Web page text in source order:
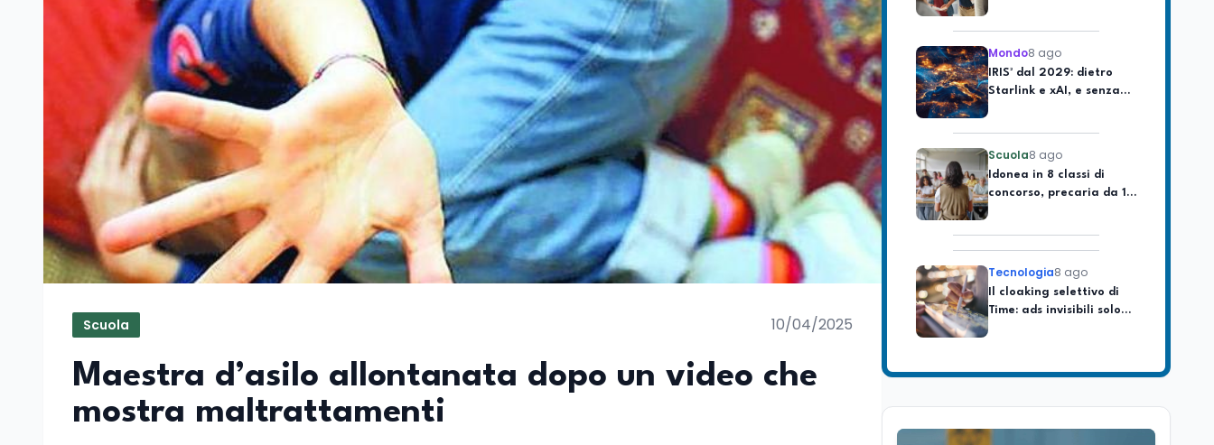
Scuola 10/04/2025
Maestra d’asilo allontanata dopo un video che
mostra maltrattamenti
Mondo8 ago
IRIS² dal 2029: dietro
Starlink e xAI, e senza
soldi italiani
Scuola8 ago
Idonea in 8 classi di
concorso, precaria da 18
anni: il caso di Rimini
Tecnologia8 ago
Il cloaking selettivo di
Time: ads invisibili solo
per i chatbot AI
A Nonthaburi il killer
CZ-75 era del nonno